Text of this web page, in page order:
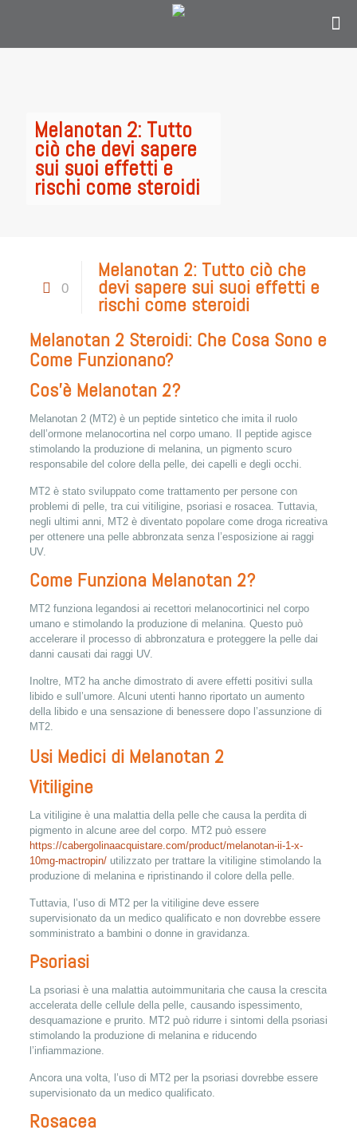
Melanotan 2: Tutto
ciò che devi sapere
sui suoi effetti e
rischi come steroidi
0
Melanotan 2: Tutto ciò che
devi sapere sui suoi effetti e
rischi come steroidi
Melanotan 2 Steroidi: Che Cosa Sono e
Come Funzionano?
Cos’è Melanotan 2?
Melanotan 2 (MT2) è un peptide sintetico che imita il ruolo
dell’ormone melanocortina nel corpo umano. Il peptide agisce
stimolando la produzione di melanina, un pigmento scuro
responsabile del colore della pelle, dei capelli e degli occhi.
MT2 è stato sviluppato come trattamento per persone con
problemi di pelle, tra cui vitiligine, psoriasi e rosacea. Tuttavia,
negli ultimi anni, MT2 è diventato popolare come droga ricreativa
per ottenere una pelle abbronzata senza l’esposizione ai raggi
UV.
Come Funziona Melanotan 2?
MT2 funziona legandosi ai recettori melanocortinici nel corpo
umano e stimolando la produzione di melanina. Questo può
accelerare il processo di abbronzatura e proteggere la pelle dai
danni causati dai raggi UV.
Inoltre, MT2 ha anche dimostrato di avere effetti positivi sulla
libido e sull’umore. Alcuni utenti hanno riportato un aumento
della libido e una sensazione di benessere dopo l’assunzione di
MT2.
Usi Medici di Melanotan 2
Vitiligine
La vitiligine è una malattia della pelle che causa la perdita di
pigmento in alcune aree del corpo. MT2 può essere
https://cabergolinaacquistare.com/product/melanotan-ii-1-x-
10mg-mactropin/utilizzato per trattare la vitiligine stimolando la
produzione di melanina e ripristinando il colore della pelle.
Tuttavia, l’uso di MT2 per la vitiligine deve essere
supervisionato da un medico qualificato e non dovrebbe essere
somministrato a bambini o donne in gravidanza.
Psoriasi
La psoriasi è una malattia autoimmunitaria che causa la crescita
accelerata delle cellule della pelle, causando ispessimento,
desquamazione e prurito. MT2 può ridurre i sintomi della psoriasi
stimolando la produzione di melanina e riducendo
l’infiammazione.
Ancora una volta, l’uso di MT2 per la psoriasi dovrebbe essere
supervisionato da un medico qualificato.
Rosacea
solo si eres personal en el área de
administrativo del sector salud y estás en